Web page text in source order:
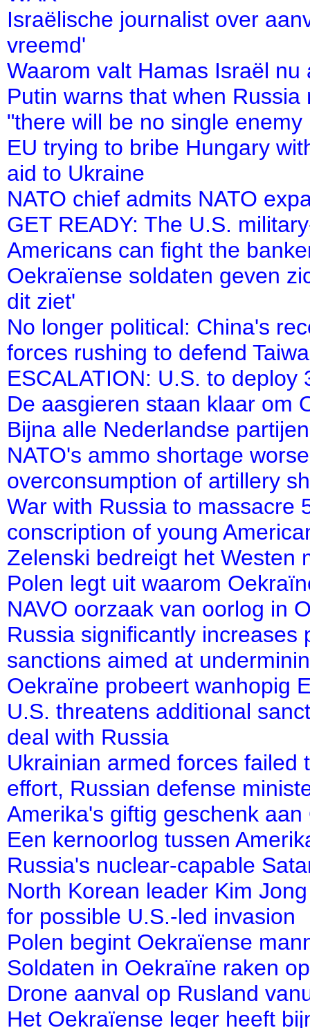
Israëlische journalist over
vreemd'
Waarom valt Hamas Israël
Putin warns that when
"there will be no single enemy
EU trying to bribe Hungary
aid to Ukraine
NATO chief admits NATO
GET READY: The U.S.
Americans can fight the
Oekraïense soldaten geven
dit ziet'
No longer political: China's
forces rushing to defend
ESCALATION: U.S. to
De aasgieren staan klaar om
Bijna alle Nederlandse
NATO's ammo shortage
overconsumption of artillery
War with Russia to massacre
conscription of young
Zelenski bedreigt het Westen
Polen legt uit waarom
NAVO oorzaak van oorlog in
Russia significantly
sanctions aimed at
Oekraïne probeert wanhopig
U.S. threatens additional
deal with Russia
Ukrainian armed forces failed
effort, Russian defense
Amerika's giftig geschenk
Een kernoorlog tussen
Russia's nuclear-capable
North Korean leader Kim
for possible U.S.-led invasion
Polen begint Oekraïense
Soldaten in Oekraïne raken op
Drone aanval op Rusland
Het Oekraïense leger heeft